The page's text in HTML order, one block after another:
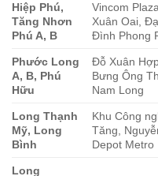
Hiệp Phú,
Tăng Nhơn
Phú A, B
Vincom
Xuân Oai,
Đình Phong
Phước Long
A, B, Phú
Hữu
Đỗ Xuân
Bưng Ông
Nam Long
Long Thạnh
Mỹ, Long
Bình
Khu Công
Tăng,
Depot Metro
Long